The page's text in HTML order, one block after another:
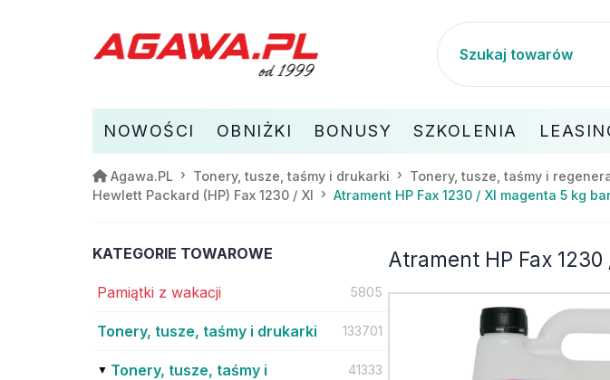
NOWOŚCI OBNIŻKI BONUSY SZKOLENIA
Agawa.PL Tonery, tusze, taśmy i drukarki Tonery, tusze, taśmy i
Hewlett Packard (HP) Fax 1230 / XI
Atrament HP Fax 1230 / XI magenta 5 kg
KATEGORIE TOWAROWE
Pamiątki z wakacji 5805
Tonery, tusze, taśmy i drukarki 133701
Tonery, tusze, taśmy i
41333
Atrament HP Fax